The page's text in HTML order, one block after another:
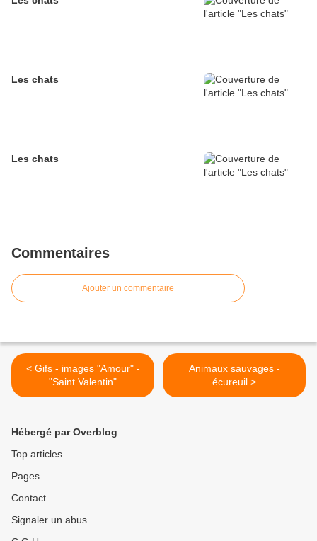
Les chats
Les chats
Commentaires
Ajouter un commentaire
< Gifs - images "Amour" -
"Saint Valentin"
Animaux sauvages -
écureuil >
Hébergé par Overblog
Top articles
Pages
Contact
Signaler un abus